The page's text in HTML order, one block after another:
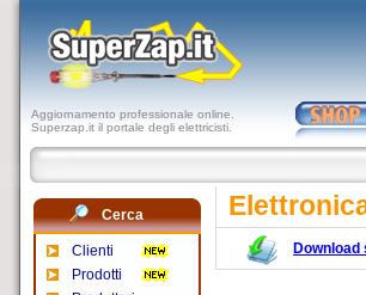
Aggiornamento professionale online.
Superzap.it il portale degli elettricisti.
Cerca
Clienti
Prodotti
Download